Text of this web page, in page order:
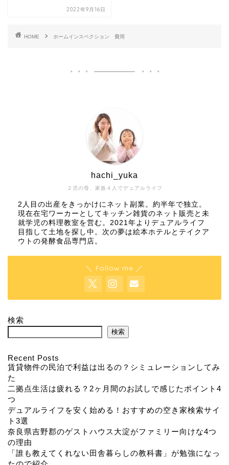
2022年9月16日
HOME ホームインスペクション 費用
２児の母、家族４人でデュアルライフ
hachi_yuka
2人目の出産をきっかけにネット副業。約半年で独立。
現在在宅ワーカーとしてキッチン雑貨のネット販売と未
就学児の料理教室を営む。2021年よりデュアルライフ
目指して土地を探し中。次の夢は絵本ホテルとテイクア
ウトの発酵食品専門店。
＼ Follow me ／
検索
検索
Recent Posts
賃貸物件の民泊で利益は出るの？シミュレーションしてみ
た
二拠点生活は疲れる？2ヶ月間のお試しで感じたポイント4
つ
デュアルライフを安く始める！おすすめの空き家検索サイ
ト3選
奈良県吉野郡のゲストハウス大淀がファミリー向けな4つ
の理由
「誰も教えてくれない田舎暮らしの教科書」が勉強になっ